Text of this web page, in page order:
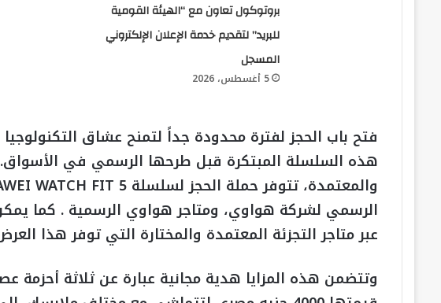
بروتوكول تعاون مع “الهيئة القومية
للبريد” لتقديم خدمة الإعلان الإلكتروني
المسجل
5 أغسطس، 2026
فتح باب الحجز لفترة محدودة جداً لتمنح عشاق
هذه السلسلة المبتكرة قبل طرحها الرسمي في الأسواق.
الرسمي لشركة هواوي، ومتاجر هواوي الرسمية . كما
عبر متاجر التجزئة المعتمدة والمختارة التي توفر هذا